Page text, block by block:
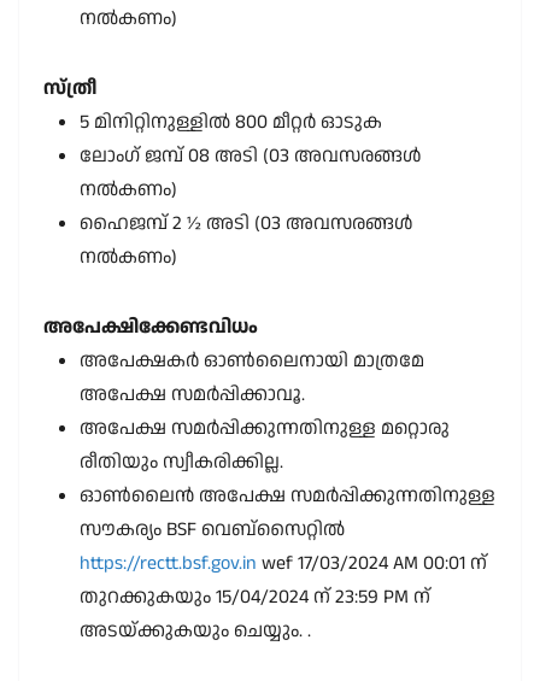
നൽകണം)
സ്ത്രീ
5 മിനിറ്റിനുള്ളിൽ 800 മീറ്റർ ഓടുക
ലോംഗ് ജമ്പ് 08 അടി (03 അവസരങ്ങൾ
നൽകണം)
ഹൈജമ്പ് 2 ½ അടി (03 അവസരങ്ങൾ
നൽകണം)
അപേക്ഷിക്കേണ്ടവിധം
അപേക്ഷകർ ഓൺലൈനായി മാത്രമേ
അപേക്ഷ സമർപ്പിക്കാവൂ.
അപേക്ഷ സമർപ്പിക്കുന്നതിനുള്ള മറ്റൊരു
രീതിയും സ്വീകരിക്കില്ല.
ഓൺലൈൻ അപേക്ഷ സമർപ്പിക്കുന്നതിനുള്ള
സൗകര്യം BSF വെബ്സൈറ്റിൽ
https://rectt.bsf.gov.in wef 17/03/2024 AM 00:01 ന്
തുറക്കുകയും 15/04/2024 ന് 23:59 PM ന്
അടയ്ക്കുകയും ചെയ്യും. .